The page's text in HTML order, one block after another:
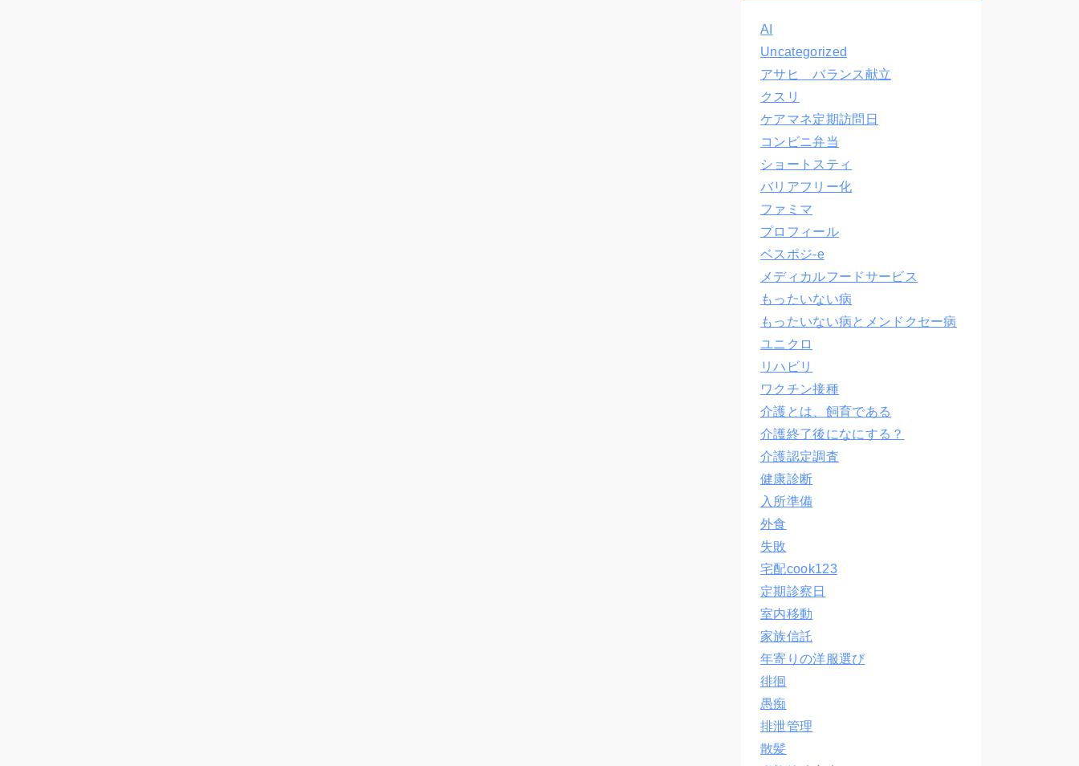
AI
Uncategorized
アサヒ バランス献立
クスリ
ケアマネ定期訪問日
コンビニ弁当
ショートスティ
バリアフリー化
ファミマ
プロフィール
ベスポジ-e
メディカルフードサービス
もったいない病
もったいない病とメンドクセー病
ユニクロ
リハビリ
ワクチン接種
介護とは、飼育である
介護終了後になにする？
介護認定調査
健康診断
入所準備
外食
失敗
宅配cook123
定期診察日
室内移動
家族信託
年寄りの洋服選び
徘徊
愚痴
排泄管理
散髪